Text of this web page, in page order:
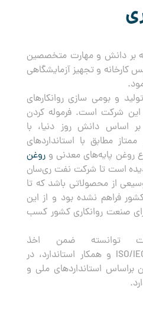
بر دانش و مهارت متخصصین
1388 با تاسیس کارخانه و تجهیز آزمایشگاهی
و بومی سازی روانکارهای
شرکت است. فرموله کردن
اساس دانش روز دنیا، با
مطابق با استانداردهای
روغن پایه‌های معدنی وروغن
است تا شرکت نفت ری‌سان
از محصولاتی باشد که تا
فراهم نشده بود و از این
صنعت روانکاری کشور کسب
توانسته ضمن اخذ
تائیدیه‌های ISO/IEC 17025:2017 و همکار استاندارد، در
براساس استانداردهای ملی و